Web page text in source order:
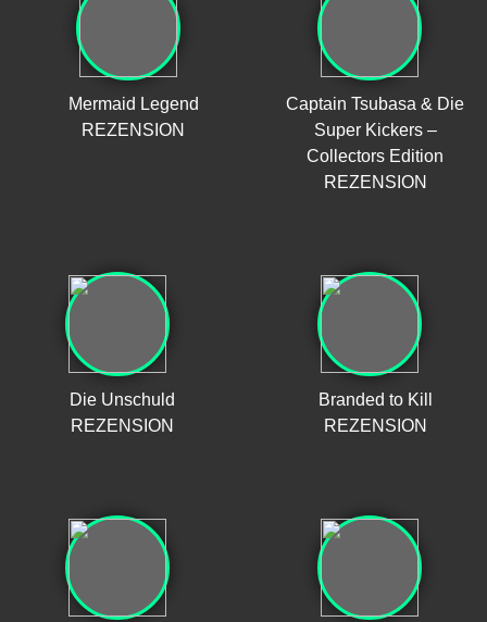
Mermaid Legend
REZENSION
Captain Tsubasa & Die
Super Kickers –
Collectors Edition
REZENSION
Die Unschuld
REZENSION
Branded to Kill
REZENSION